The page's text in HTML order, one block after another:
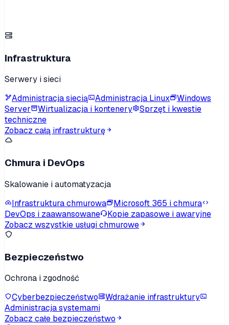
Infrastruktura
Serwery i sieci
Administracja siecią
Administracja Linux
Windows
Server
Wirtualizacja i kontenery
Sprzęt i kwestie
techniczne
Zobacz całą infrastrukturę
Chmura i DevOps
Skalowanie i automatyzacja
Infrastruktura chmurowa
Microsoft 365 i chmura
DevOps i zaawansowane
Kopie zapasowe i awaryjne
Zobacz wszystkie usługi chmurowe
Bezpieczeństwo
Ochrona i zgodność
Cyberbezpieczeństwo
Wdrażanie infrastruktury
Administracja systemami
Zobacz całe bezpieczeństwo